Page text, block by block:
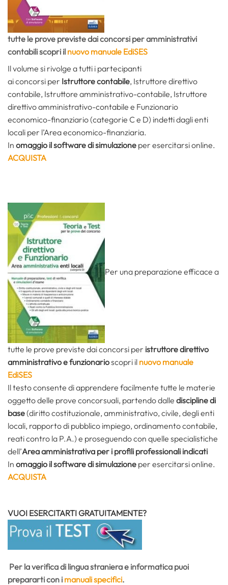
tutte le prove previste daiconcorsi peramministrativi
contabiliscopri il nuovo manuale EdiSES
Il volume si rivolge a tutti i partecipanti
ai concorsi per Istruttore contabile, Istruttore direttivo
contabile, Istruttore amministrativo-contabile, Istruttore
direttivo amministrativo-contabile e Funzionario
economico-finanziario (categorie C e D) indetti dagli enti
locali per l’Area economico-finanziaria.
In omaggio il software di simulazione per esercitarsi online.
ACQUISTA
Per una preparazione efficace a
tutte le prove previste dai concorsi per istruttore direttivo
amministrativo e funzionarioscopri il nuovo manuale
EdiSES
Il testo consente di apprendere facilmente tutte le materie
oggetto delle prove concorsuali, partendo dalle discipline di
base(diritto costituzionale, amministrativo, civile, degli enti
locali, rapporto di pubblico impiego, ordinamento contabile,
reati contro la P.A.) e proseguendo con quelle specialistiche
dell’Area amministrativa per i profili professionali indicati
In omaggio il software di simulazione per esercitarsi online.
ACQUISTA
VUOI ESERCITARTI GRATUITAMENTE?
Per la verifica di lingua stranierae informatica puoi
prepararti con i manuali specifici.